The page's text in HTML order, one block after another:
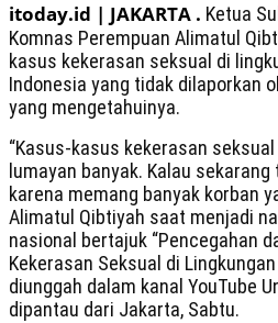
itoday.id | JAKARTA . Ketua
Komnas Perempuan Alimatul
kasus kekerasan seksual di
Indonesia yang tidak dilaporkan
yang mengetahuinya.
“Kasus-kasus kekerasan
lumayan banyak. Kalau
karena memang banyak korban
Alimatul Qibtiyah saat menjadi
nasional bertajuk “Pencegahan
Kekerasan Seksual di
diunggah dalam kanal YouTube
dipantau dari Jakarta, Sabtu.